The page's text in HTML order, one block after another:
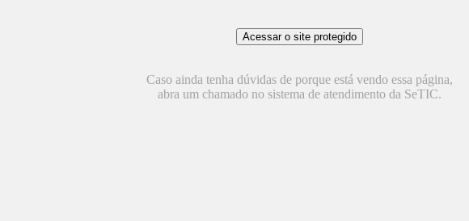
Caso ainda tenha dúvidas de porque está vendo essa página,
abra um chamado no sistema de atendimento da SeTIC.